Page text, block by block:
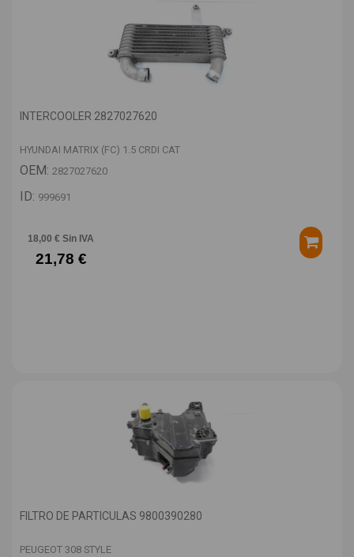
INTERCOOLER 2827027620
HYUNDAI MATRIX (FC) 1.5 CRDI CAT
OEM: 2827027620
ID: 999691
18,00 € Sin IVA
21,78 €
FILTRO DE PARTICULAS 9800390280
PEUGEOT 308 STYLE